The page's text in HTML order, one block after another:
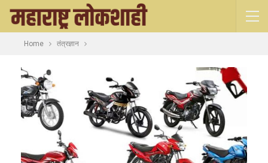
Home तंत्रज्ञान